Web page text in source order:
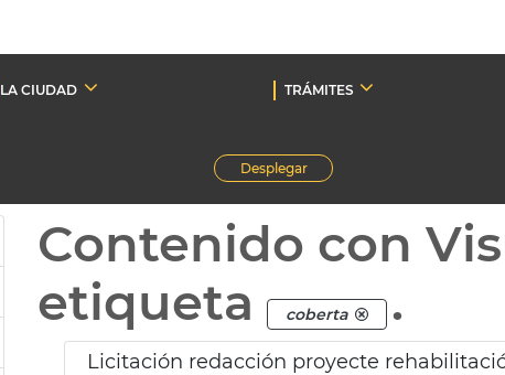
LA CIUDAD TRÁMITES
Desplegar
Contenido con
etiqueta
coberta .
Licitación redacción proyecte